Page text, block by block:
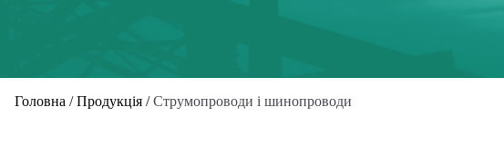
Головна /Продукція /Струмопроводи і шинопроводи